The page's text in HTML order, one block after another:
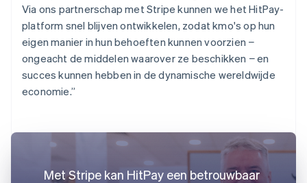
Via ons partnerschap met Stripe kunnen we het HitPay-
platform snel blijven ontwikkelen, zodat kmo's op hun
eigen manier in hun behoeften kunnen voorzien −
ongeacht de middelen waarover ze beschikken − en
succes kunnen hebben in de dynamische wereldwijde
economie.”
Met Stripe kan HitPay een betrouwbaar